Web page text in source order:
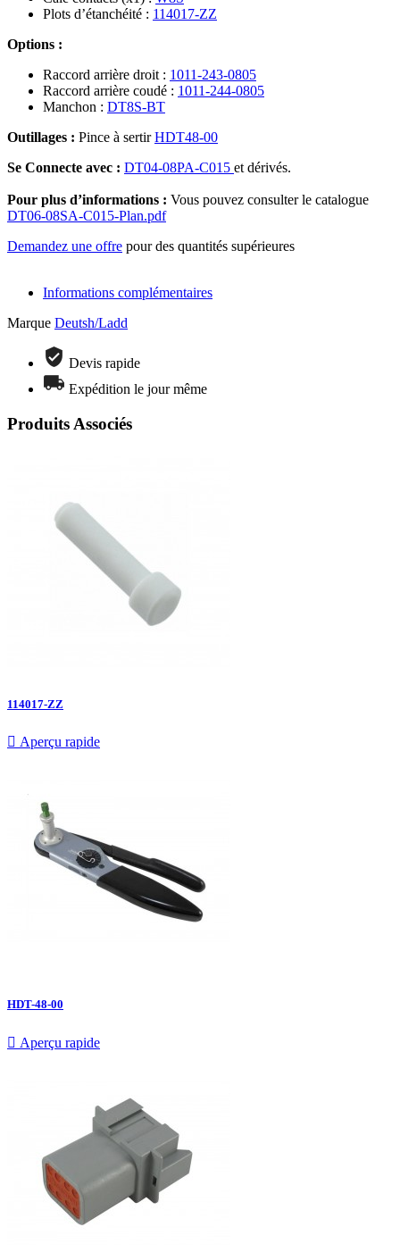
Plots d’étanchéité : 114017-ZZ
Options :
Raccord arrière droit : 1011-243-0805
Raccord arrière coudé : 1011-244-0805
Manchon : DT8S-BT
Outillages : Pince à sertirHDT48-00
Se Connecte avec : DT04-08PA-C015 et dérivés.
Pour plus d’informations : Vous pouvez consulter le catalogue
DT06-08SA-C015-Plan.pdf
Demandez une offre pour des quantités supérieures
Informations complémentaires
Marque Deutsh/Ladd
Devis rapide
Expédition le jour même
Produits Associés
114017-ZZ
 Aperçu rapide
HDT-48-00
 Aperçu rapide